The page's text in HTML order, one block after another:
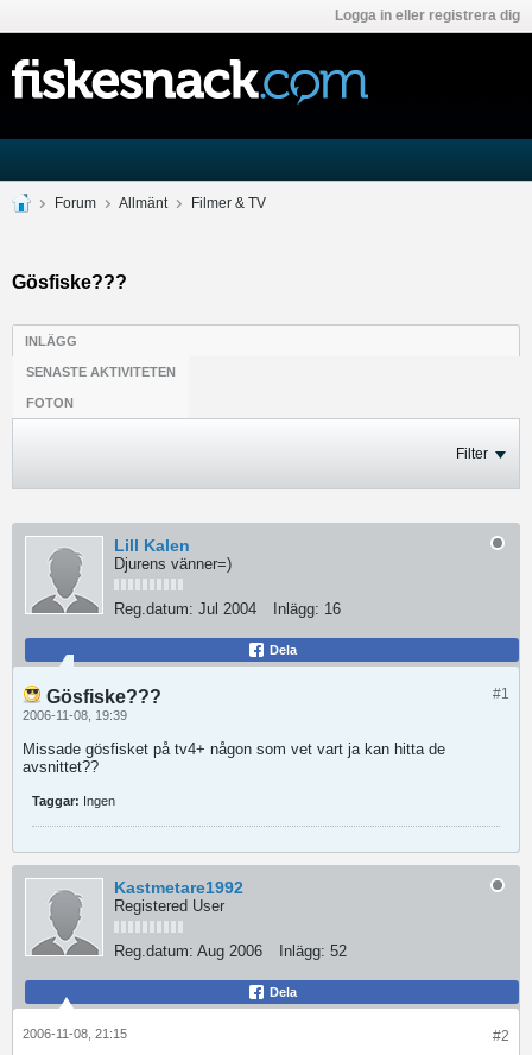
Logga in eller registrera dig
Forum Allmänt Filmer & TV
Gösfiske???
INLÄGG
SENASTE AKTIVITETEN
FOTON
Filter
Lill Kalen
Djurens vänner=)
Reg.datum: Jul 2004 Inlägg: 16
Dela
#1
Gösfiske???
2006-11-08, 19:39
Missade gösfisket på tv4+ någon som vet vart ja kan hitta de
avsnittet??
Taggar: Ingen
Kastmetare1992
Registered User
Reg.datum: Aug 2006 Inlägg: 52
Dela
#2
2006-11-08, 21:15